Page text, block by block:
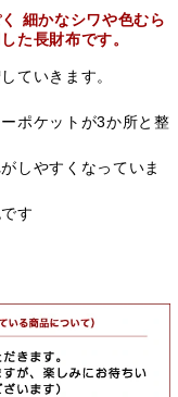
細かなシワや色むら
た長財布です。
ていきます。
ポケットが3か所と整
しやすくなっていま
す